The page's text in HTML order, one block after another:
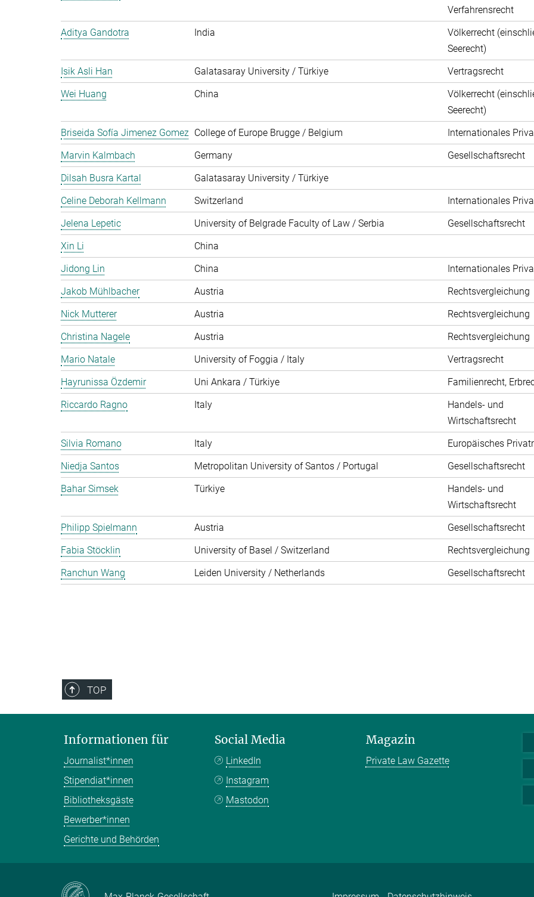
Verfahrensrecht
Aditya Gandotra
India
Völkerrecht
Seerecht)
Isik Asli Han
Galatasaray University / Türkiye
Vertragsrecht
Wei Huang
China
Völkerrecht
Seerecht)
Briseida Sofía Jimenez Gomez College of Europe Brugge / Belgium
Internationales
Marvin Kalmbach
Germany
Gesellschaftsrecht
Dilsah Busra Kartal
Galatasaray University / Türkiye
Celine Deborah Kellmann
Switzerland
Internationales
Jelena Lepetic
University of Belgrade Faculty of Law / Serbia
Gesellschaftsrecht
Xin Li
China
Jidong Lin
China
Internationales
Jakob Mühlbacher
Austria
Rechtsvergleichung
Nick Mutterer
Austria
Rechtsvergleichung
Christina Nagele
Austria
Rechtsvergleichung
Mario Natale
University of Foggia / Italy
Vertragsrecht
Hayrunissa Özdemir
Uni Ankara / Türkiye
Familienrecht,
Riccardo Ragno
Italy
Handels- und
Wirtschaftsrecht
Silvia Romano
Italy
Europäisches
Niedja Santos
Metropolitan University of Santos / Portugal
Gesellschaftsrecht
Bahar Simsek
Türkiye
Handels- und
Wirtschaftsrecht
Philipp Spielmann
Austria
Gesellschaftsrecht
Fabia Stöcklin
University of Basel / Switzerland
Rechtsvergleichung
Ranchun Wang
Leiden University / Netherlands Gesellschaftsrecht
TOP
Informationen für
Journalist*innen
Stipendiat*innen
Bibliotheksgäste
Bewerber*innen
Gerichte und Behörden
Social Media
LinkedIn
Instagram
Mastodon
Magazin
Private Law Gazette